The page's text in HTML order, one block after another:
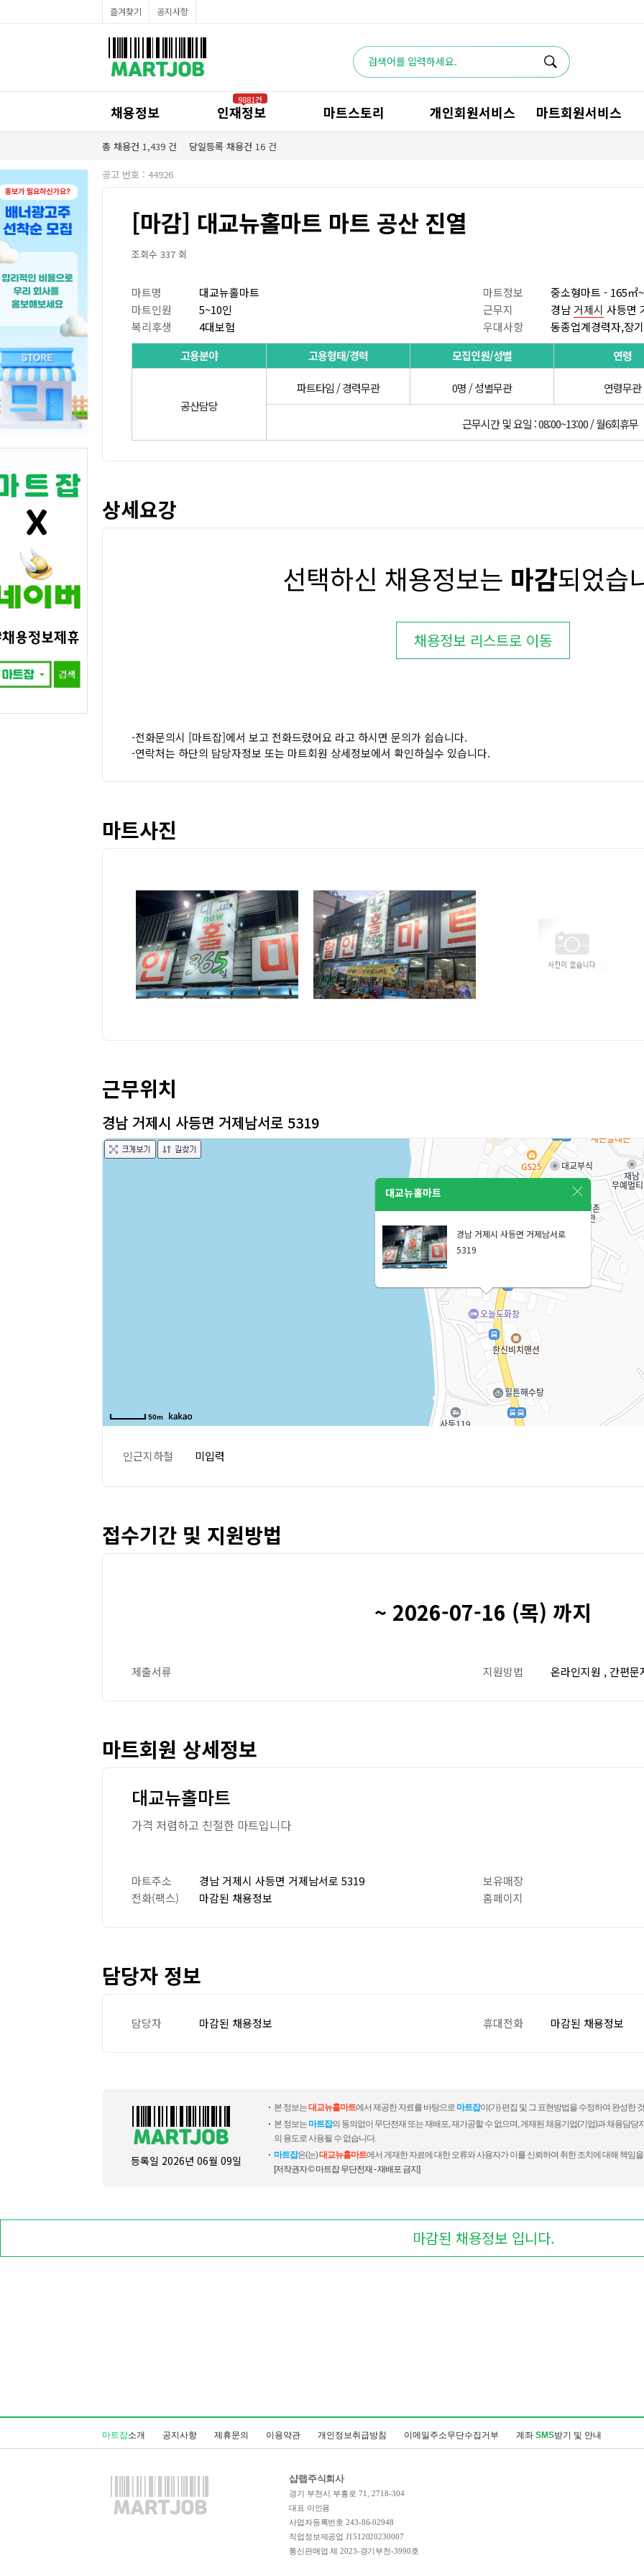
공산직원채용정보
농산/야채청과직원채용정보
수산직원채용정보
즐겨찾기 공지사항
채용정보 인재정보
9881건
마트스토리 개인회원서비스 마트회원서비스
총 채용건 1,439 건 당일등록 채용건 16 건
공고 번호 : 44926
[마감] 대교뉴홀마트 마트 공산 진열
조회수 337 회
마트명 대교뉴홀마트 마트정보
중소형마트 - 165㎡
마트인원
5~10인 근무지 경남 거제시 사등면
복리후생
4대보험 우대사항
동종업계경력자,장
고용분야
고용형태/경력 모집인원/성별 연령
공산담당
파트타임 / 경력무관 0명 / 성별무관 연령무관
근무시간 및 요일 : 08:00~13:00 / 월6회휴무
상세요강
선택하신 채용정보는 마감되었습
채용정보 리스트로 이동
-전화문의시 [마트잡]에서 보고 전화드렸어요 라고 하시면 문의가 쉽습니다.
-연락처는 하단의 담당자정보 또는 마트회원 상세정보에서 확인하실수 있습니다.
마트사진
근무위치
경남 거제시 사등면 거제남서로 5319
대교뉴홀마트
경남 거제시 사등면 거제남서로
5319
50m
인근지하철 미입력
접수기간 및 지원방법
~ 2026-07-16 (목) 까지
제출서류 지원방법 온라인지원 , 간편문
마트회원 상세정보
대교뉴홀마트
가격 저렴하고 친절한 마트입니다
마트주소 경남 거제시 사등면 거제남서로 5319
보유매장
전화(팩스)
마감된 채용정보 홈페이지
담당자 정보
담당자 마감된 채용정보 휴대전화 마감된 채용정보
등록일 2026년 06월 09일
본 정보는대교뉴홀마트에서 제공한 자료를 바탕으로 마트잡이(가) 편집 및 그 표현방법을 수정하여 완성한
본 정보는 마트잡의 동의없이 무단전재 또는 재배포, 재가공할 수 없으며, 게재된 채용기업(기업)과 채용담당
의 용도로 사용될 수 없습니다.
마트잡은(는)대교뉴홀마트에서 게재한 자료에 대한 오류와 사용자가 이를 신뢰하여 취한 조치에 대해 책임
[저작권자 © 마트잡 무단전재 - 재배포 금지]
마감된 채용정보 입니다.
마트잡소개 공지사항 제휴문의 이용약관 개인정보취급방침 이메일주소무단수집거부 계좌 SMS받기 및 안내
샵랩주식회사
경기 부천시 부흥로 71, 2718-304
대표 이인용
사업자등록번호 243-86-02948
직업정보제공업 J1512020230007
통신판매업 제 2023-경기부천-3990호